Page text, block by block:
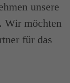
unsere
Wir möchten
für das